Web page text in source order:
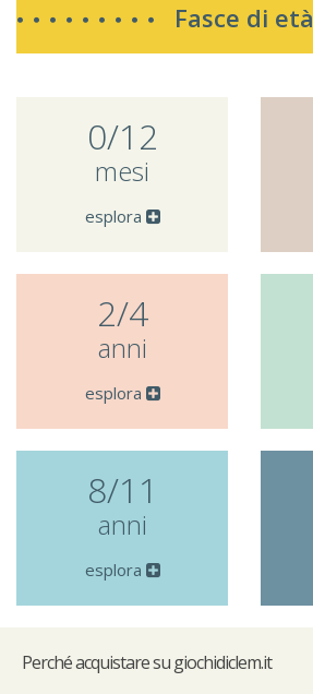
Fasce di età
0/12
mesi
esplora
2/4
anni
esplora
8/11
anni
esplora
Perchéacquistare su giochidiclem.it